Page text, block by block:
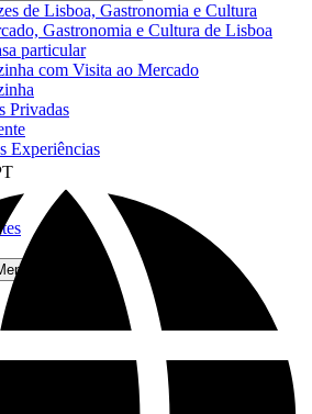
de Lisboa, Gastronomia e Cultura
Gastronomia e Cultura de Lisboa
particular
com Visita ao Mercado
Privadas
Experiências